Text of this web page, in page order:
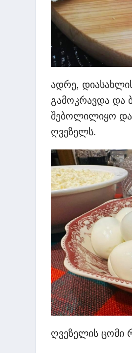
ადრე,
გამოკრავდა და
შებოლილიყო და
ღვეზელს.
ღვეზელის ცომი